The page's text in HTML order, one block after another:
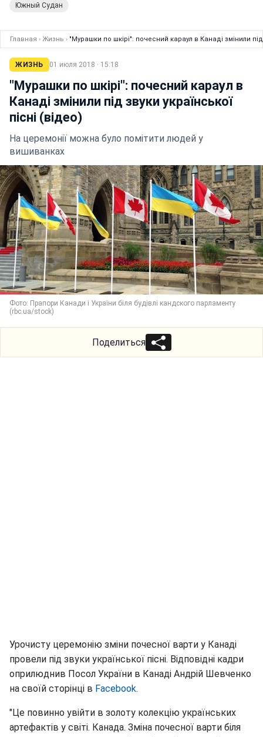
Южный Судан
Главная › Жизнь › "Мурашки по шкірі": почесний караул в Канаді змінили під
ЖИЗНЬ 01 июля 2018 · 15:18
"Мурашки по шкірі": почесний караул в
Канаді змінили під звуки української
пісні (відео)
На церемонії можна було помітити людей у
вишиванках
Фото: Прапори Канади і України біля будівлі кандского парламенту
(rbc.ua/stock)
Поделиться
Урочисту церемонію зміни почесної варти у Канаді
провели під звуки української пісні. Відповідні кадри
оприлюднив Посол України в Канаді Андрій Шевченко
на своїй сторінці в Facebook.
"Це повинно увійти в золоту колекцію українських
артефактів у світі. Канада. Зміна почесної варти біля